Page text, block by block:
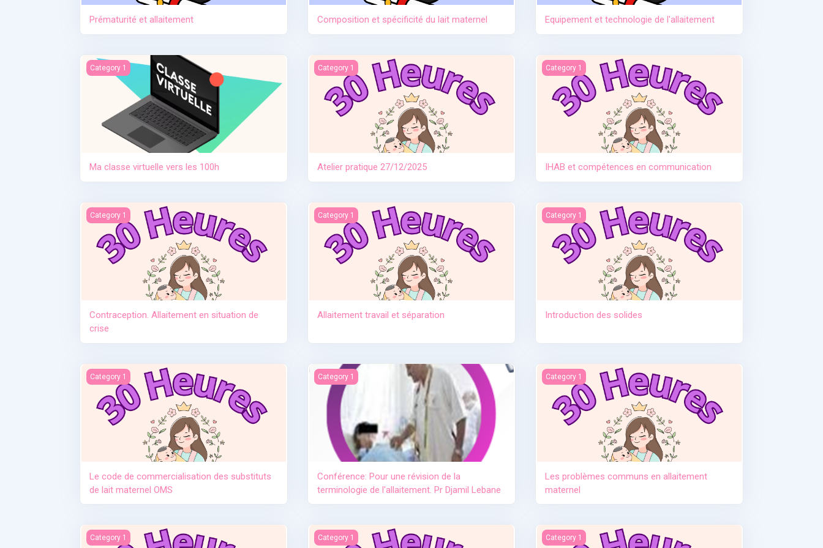
Prématurité et allaitement Composition et spécificité du lait maternel Equipement et technologie de l'allaitement
Ma classe virtuelle vers les 100h
Category 1
Ma classe virtuelle vers les 100h
Atelier pratique 27/12/2025
Category 1
Atelier pratique 27/12/2025
IHAB et compétences en communication
Category 1
IHAB et compétences en communication
Contraception. Allaitement en situation de crise
Category 1
Contraception. Allaitement en situation de
crise
Allaitement travail et séparation
Category 1
Allaitement travail et séparation
Introduction des solides
Category 1
Introduction des solides
Le code de commercialisation des substituts de lait maternel OMS
Category 1
Le code de commercialisation des substituts
de lait maternel OMS
Conférence: Pour une révision de la terminologie de l'allaitement. Pr Djamil Lebane
Category 1
Conférence: Pour une révision de la
terminologie de l'allaitement. Pr Djamil Lebane
Les problèmes communs en allaitement maternel
Category 1
Les problèmes communs en allaitement
maternel
Manque de lait et relactation
Category 1 L'importance de l'allaitement
Category 1 Le post partum
Category 1